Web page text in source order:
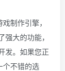
制作引擎，
大的功能，
发。如果您正
个不错的选